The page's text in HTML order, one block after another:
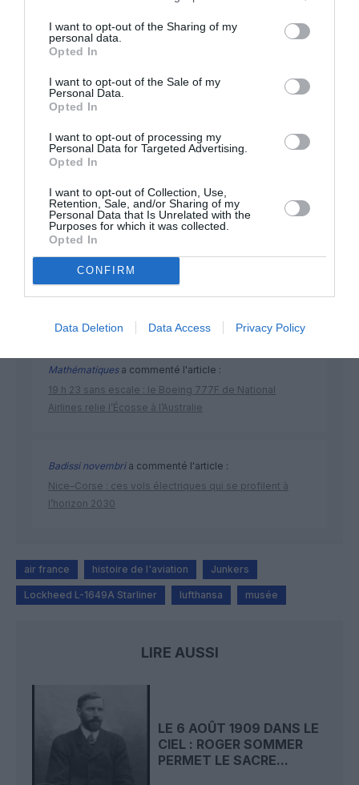
I want to opt-out of the Sharing of my
personal data.
Opted In
I want to opt-out of the Sale of my
Personal Data.
Opted In
I want to opt-out of processing my
Personal Data for Targeted Advertising.
Opted In
I want to opt-out of Collection, Use,
Retention, Sale, and/or Sharing of my
Personal Data that Is Unrelated with the
Purposes for which it was collected.
Opted In
CONFIRM
Data Deletion Data Access Privacy Policy
FAIRE UN DON
Appel aux lecteurs !
Soutenez Air Journal participez
à son
Mathématiquesa commenté l'article :
19 h 23 sans escale : le Boeing 777F de National
Airlines relie l’Écosse à l’Australie
Badissi novembria commenté l'article :
Nice–Corse : ces vols électriques qui se profilent à
l’horizon 2030
air france histoire de l'aviation Junkers
Lockheed L-1649A Starliner lufthansa musée
LIRE AUSSI
LE 6 AOÛT 1909 DANS LE
CIEL : ROGER SOMMER
PERMET LE SACRE...